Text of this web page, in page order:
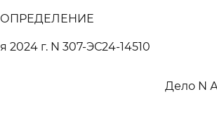
ОПРЕДЕЛЕНИЕ
2024 г. N 307-ЭС24-14510
Дело N